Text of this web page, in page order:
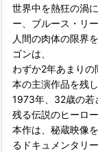
世界中を熱狂の渦
ー、ブルース・リー
人間の肉体の限界
ゴンは、
わずか2年あまり
本の主演作品を残し
1973年、32歳の若
残る伝説のヒーロー
本作は、秘蔵映像
るドキュメンタリー